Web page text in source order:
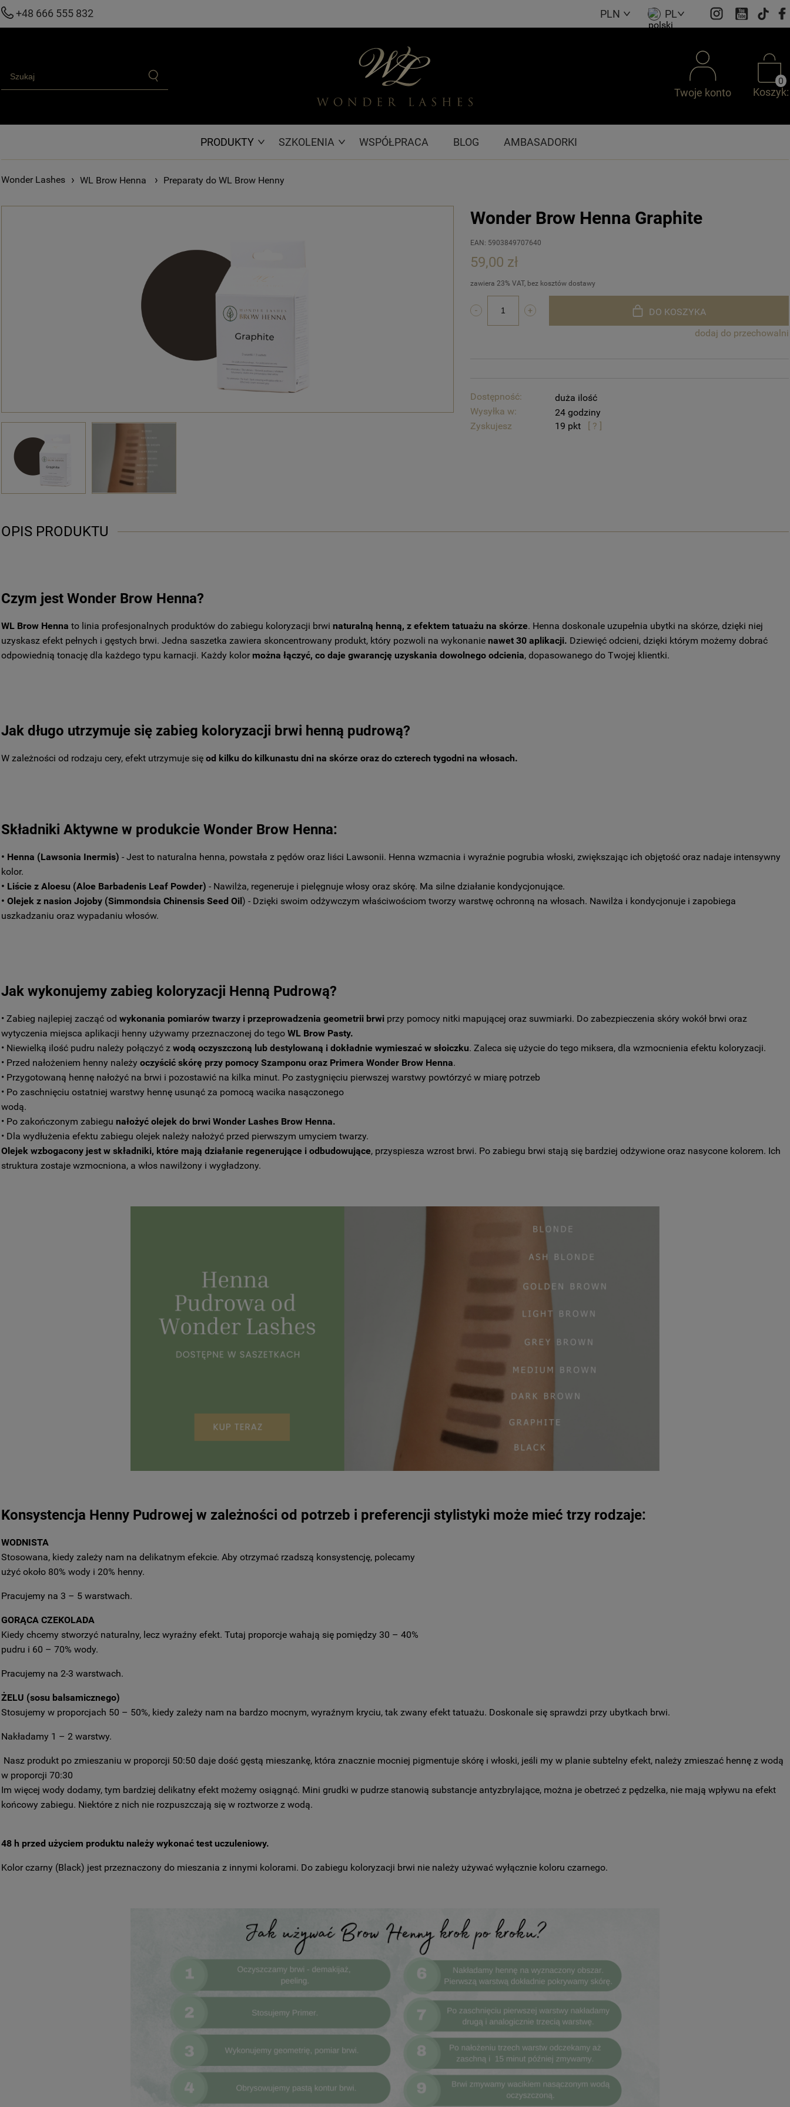
+48 666 555 832 PLN PL
Twoje konto Koszyk:
0
PRODUKTY SZKOLENIA WSPÓŁPRACA BLOG AMBASADORKI
› WL Brow Henna › Preparaty do WL Brow Henny
Wonder Brow Henna Graphite
EAN: 5903849707640
59,00 zł
zawiera 23% VAT, bez kosztów dostawy
DO KOSZYKA
dodaj do przechowalni
Dostępność:
duża ilość
Wysyłka w:
24 godziny
Zyskujesz
19 [ ? ]
OPIS PRODUKTU
Czym jest Wonder Brow Henna?
WL Brow Henna to linia profesjonalnych produktów do zabiegu koloryzacji brwi naturalną henną, z efektem tatuażu na skórze. Henna doskonale uzupełnia ubytki na skórze, dzięki niej
uzyskasz efekt pełnych i gęstych brwi. Jedna saszetka zawiera skoncentrowany produkt, który pozwoli na wykonanie nawet 30 aplikacji. Dziewięć odcieni, dzięki którym możemy dobrać
odpowiednią tonację dla każdego typu karnacji. Każdy kolor można łączyć, co daje gwarancję uzyskania dowolnego odcienia, dopasowanego do Twojej klientki.
Jak długo utrzymuje się zabieg koloryzacji brwi henną pudrową?
W zależności od rodzaju cery, efekt utrzymuje się od kilku do kilkunastu dni na skórze oraz do czterech tygodni na włosach.
Składniki Aktywne w produkcie Wonder Brow Henna:
• Henna (Lawsonia Inermis) - Jest to naturalna henna, powstała z pędów oraz liści Lawsonii. Henna wzmacnia i wyraźnie pogrubia włoski, zwiększając ich objętość oraz nadaje intensywny
kolor.
• Liście z Aloesu (Aloe Barbadenis Leaf Powder) - Nawilża, regeneruje i pielęgnuje włosy oraz skórę. Ma silne działanie kondycjonujące.
• Olejek z nasion Jojoby (Simmondsia Chinensis Seed Oil ) - Dzięki swoim odżywczym właściwościom tworzy warstwę ochronną na włosach. Nawilża i kondycjonuje i zapobiega
uszkadzaniu oraz wypadaniu włosów.
Jak wykonujemy zabieg koloryzacji Henną Pudrową?
• Zabieg najlepiej zacząć od wykonania pomiarów twarzy i przeprowadzenia geometrii brwi przy pomocy nitki mapującej oraz suwmiarki. Do zabezpieczenia skóry wokół brwi oraz
wytyczenia miejsca aplikacji henny używamy przeznaczonej do tego WL Brow Pasty.
• Niewielką ilość pudru należy połączyć z wodą oczyszczoną lub destylowaną i dokładnie wymieszać w słoiczku. Zaleca się użycie do tego miksera, dla wzmocnienia efektu koloryzacji.
• Przed nałożeniem henny należy oczyścić skórę przy pomocy Szamponu oraz Primera Wonder Brow Henna.
• Przygotowaną hennę nałożyć na brwi i pozostawić na kilka minut. Po zastygnięciu pierwszej warstwy powtórzyć w miarę potrzeb
• Po zaschnięciu ostatniej warstwy hennę usunąć za pomocą wacika nasączonego
wodą.
• Po zakończonym zabiegu nałożyć olejek do brwi Wonder Lashes Brow Henna.
• Dla wydłużenia efektu zabiegu olejek należy nałożyć przed pierwszym umyciem twarzy.
Olejek wzbogacony jest w składniki, które mają działanie regenerujące i odbudowujące, przyspiesza wzrost brwi. Po zabiegu brwi stają się bardziej odżywione oraz nasycone kolorem. Ich
struktura zostaje wzmocniona, a włos nawilżony i wygładzony.
Konsystencja Henny Pudrowej w zależności od potrzeb i preferencji stylistyki może mieć trzy rodzaje:
WODNISTA
Stosowana, kiedy zależy nam na delikatnym efekcie. Aby otrzymać rzadszą konsystencję, polecamy
użyć około 80% wody i 20% henny.
Pracujemy na 3 – 5 warstwach.
GORĄCA CZEKOLADA
Kiedy chcemy stworzyć naturalny, lecz wyraźny efekt. Tutaj proporcje wahają się pomiędzy 30 – 40%
pudru i 60 – 70% wody.
Pracujemy na 2-3 warstwach.
ŻELU (sosu balsamicznego)
Stosujemy w proporcjach 50 – 50%, kiedy zależy nam na bardzo mocnym, wyraźnym kryciu, tak zwany efekt tatuażu. Doskonale się sprawdzi przy ubytkach brwi.
Nakładamy 1 – 2 warstwy.
Nasz produkt po zmieszaniu w proporcji 50:50 daje dość gęstą mieszankę, która znacznie mocniej pigmentuje skórę i włoski, jeśli my w planie subtelny efekt, należy zmieszać hennę z wodą
w proporcji 70:30
Im więcej wody dodamy, tym bardziej delikatny efekt możemy osiągnąć. Mini grudki w pudrze stanowią substancje antyzbrylające, można je obetrzeć z pędzelka, nie mają wpływu na efekt
końcowy zabiegu. Niektóre z nich nie rozpuszczają się w roztworze z wodą.
48 h przed użyciem produktu należy wykonać test uczuleniowy.
Kolor czarny (Black) jest przeznaczony do mieszania z innymi kolorami. Do zabiegu koloryzacji brwi nie należy używać wyłącznie koloru czarnego.